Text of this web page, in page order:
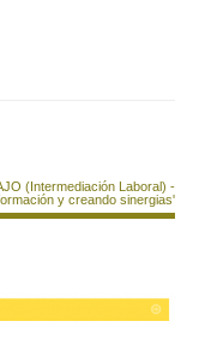
(Intermediación Laboral) -
y creando sinergias'